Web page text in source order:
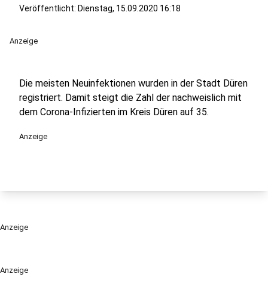
Anzeige
Veröffentlicht: Dienstag, 15.09.2020 16:18
Anzeige
Die meisten Neuinfektionen wurden in der Stadt Düren
registriert. Damit steigt die Zahl der nachweislich mit
dem Corona-Infizierten im Kreis Düren auf 35.
Anzeige
Anzeige